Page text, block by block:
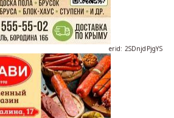
erid: 2SDnjdPjgYS
erid: 2SDnjdvhGXG